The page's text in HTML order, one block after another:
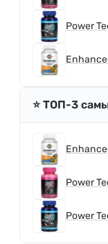
Power
⭐️ ТОП-3
Power
Power